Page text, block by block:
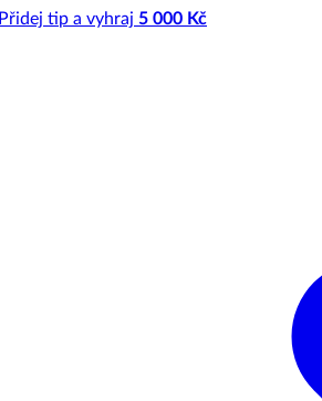
Přidej tip a vyhraj 5 000 Kč